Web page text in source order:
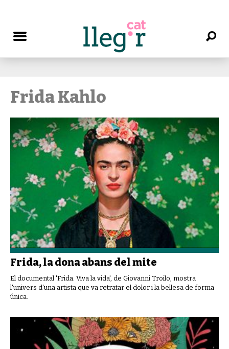
Frida Kahlo
Frida, la dona abans del mite
El documental 'Frida. Viva la vida', de Giovanni Troilo, mostra
l'univers d'una artista que va retratar el dolor i la bellesa de forma
única.